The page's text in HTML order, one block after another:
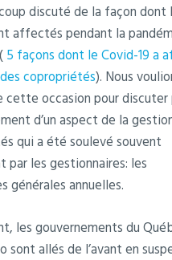
discuté de la façon dont
affectés pendant la
5 façons dont le Covid-19 a
copropriétés). Nous
occasion pour discuter
d’un aspect de la
qui a été soulevé souvent
par les gestionnaires: les
générales annuelles.
les gouvernements du
sont allés de l’avant en